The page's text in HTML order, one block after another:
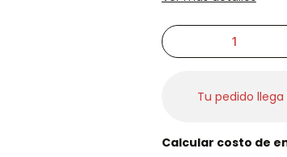
Tu pedido llega
Calcular costo de